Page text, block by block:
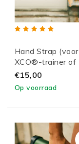
Hand Strap (voor
XCO®-trainer of
BRN®-set)
€15,00
Op voorraad